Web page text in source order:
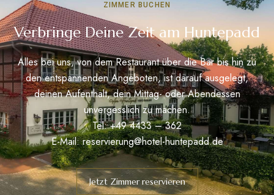
ZIMMER BUCHEN
Verbringe Deine Zeit am Huntepadd
Alles bei uns, von dem Restaurant über die Bar bis hin zu
den entspannenden Angeboten, ist darauf ausgelegt,
deinen Aufenthalt, dein Mittag- oder Abendessen
unvergesslich zu machen.
Tel: +49 4433 – 362
E-Mail:reservierung@hotel-huntepadd.de
Jetzt Zimmer reservieren